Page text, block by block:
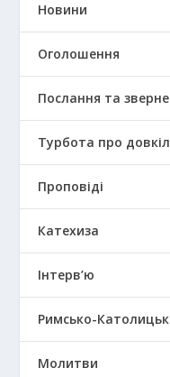
Новини
Оголошення
Послання та
Турбота про
Проповіді
Катехиза
Інтерв’ю
Римсько-
Молитви